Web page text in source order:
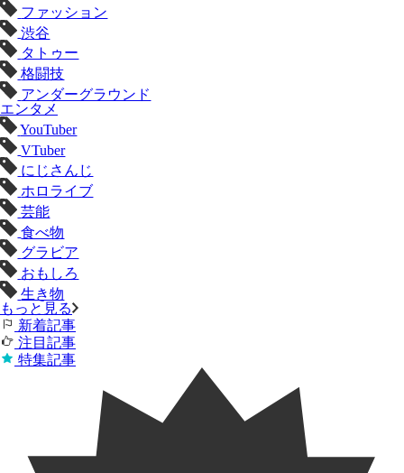
ファッション
渋谷
タトゥー
格闘技
アンダーグラウンド
エンタメ
YouTuber
VTuber
にじさんじ
ホロライブ
芸能
食べ物
グラビア
おもしろ
生き物
もっと見る
新着記事
注目記事
特集記事